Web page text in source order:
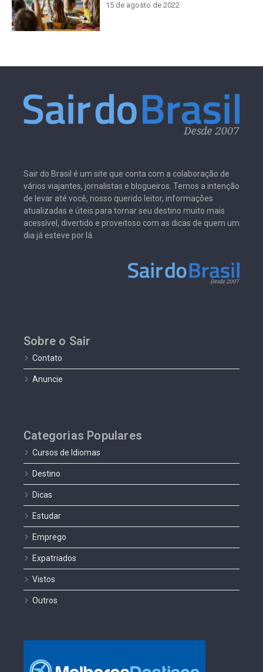
15 de agosto de 2022
Sair do Brasil é um site que conta com a colaboração de
vários viajantes, jornalistas e blogueiros. Temos a intenção
de levar até você, nosso querido leitor, informações
atualizadas e úteis para tornar seu destino muito mais
acessível, divertido e proveitoso com as dicas de quem um
dia já esteve por lá.
Sobre o Sair
Contato
Anuncie
Categorias Populares
Cursos de Idiomas
Destino
Dicas
Estudar
Emprego
Expatriados
Vistos
Outros